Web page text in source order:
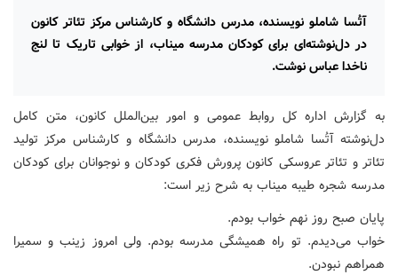
آتُسا شاملو نویسنده، مدرس دانشگاه و کارشناس مرکز تئاتر کانون
در دل‌نوشته‌ای برای کودکان مدرسه میناب، از خوابی تاریک تا لنج
ناخدا عباس نوشت.
به گزارش اداره کل روابط عمومی و امور بین‌الملل کانون، متن کامل
دل‌نوشته آتُسا شاملو نویسنده، مدرس دانشگاه و کارشناس مرکز تولید
تئاتر و تئاتر عروسکی کانون پرورش فکری کودکان و نوجوانان برای کودکان
مدرسه شجره طیبه میناب به شرح زیر است:
پایان صبح روز نهم خواب بودم.
خواب می‌دیدم. تو راه همیشگی مدرسه بودم. ولی امروز زینب و سمیرا
همراهم نبودن.